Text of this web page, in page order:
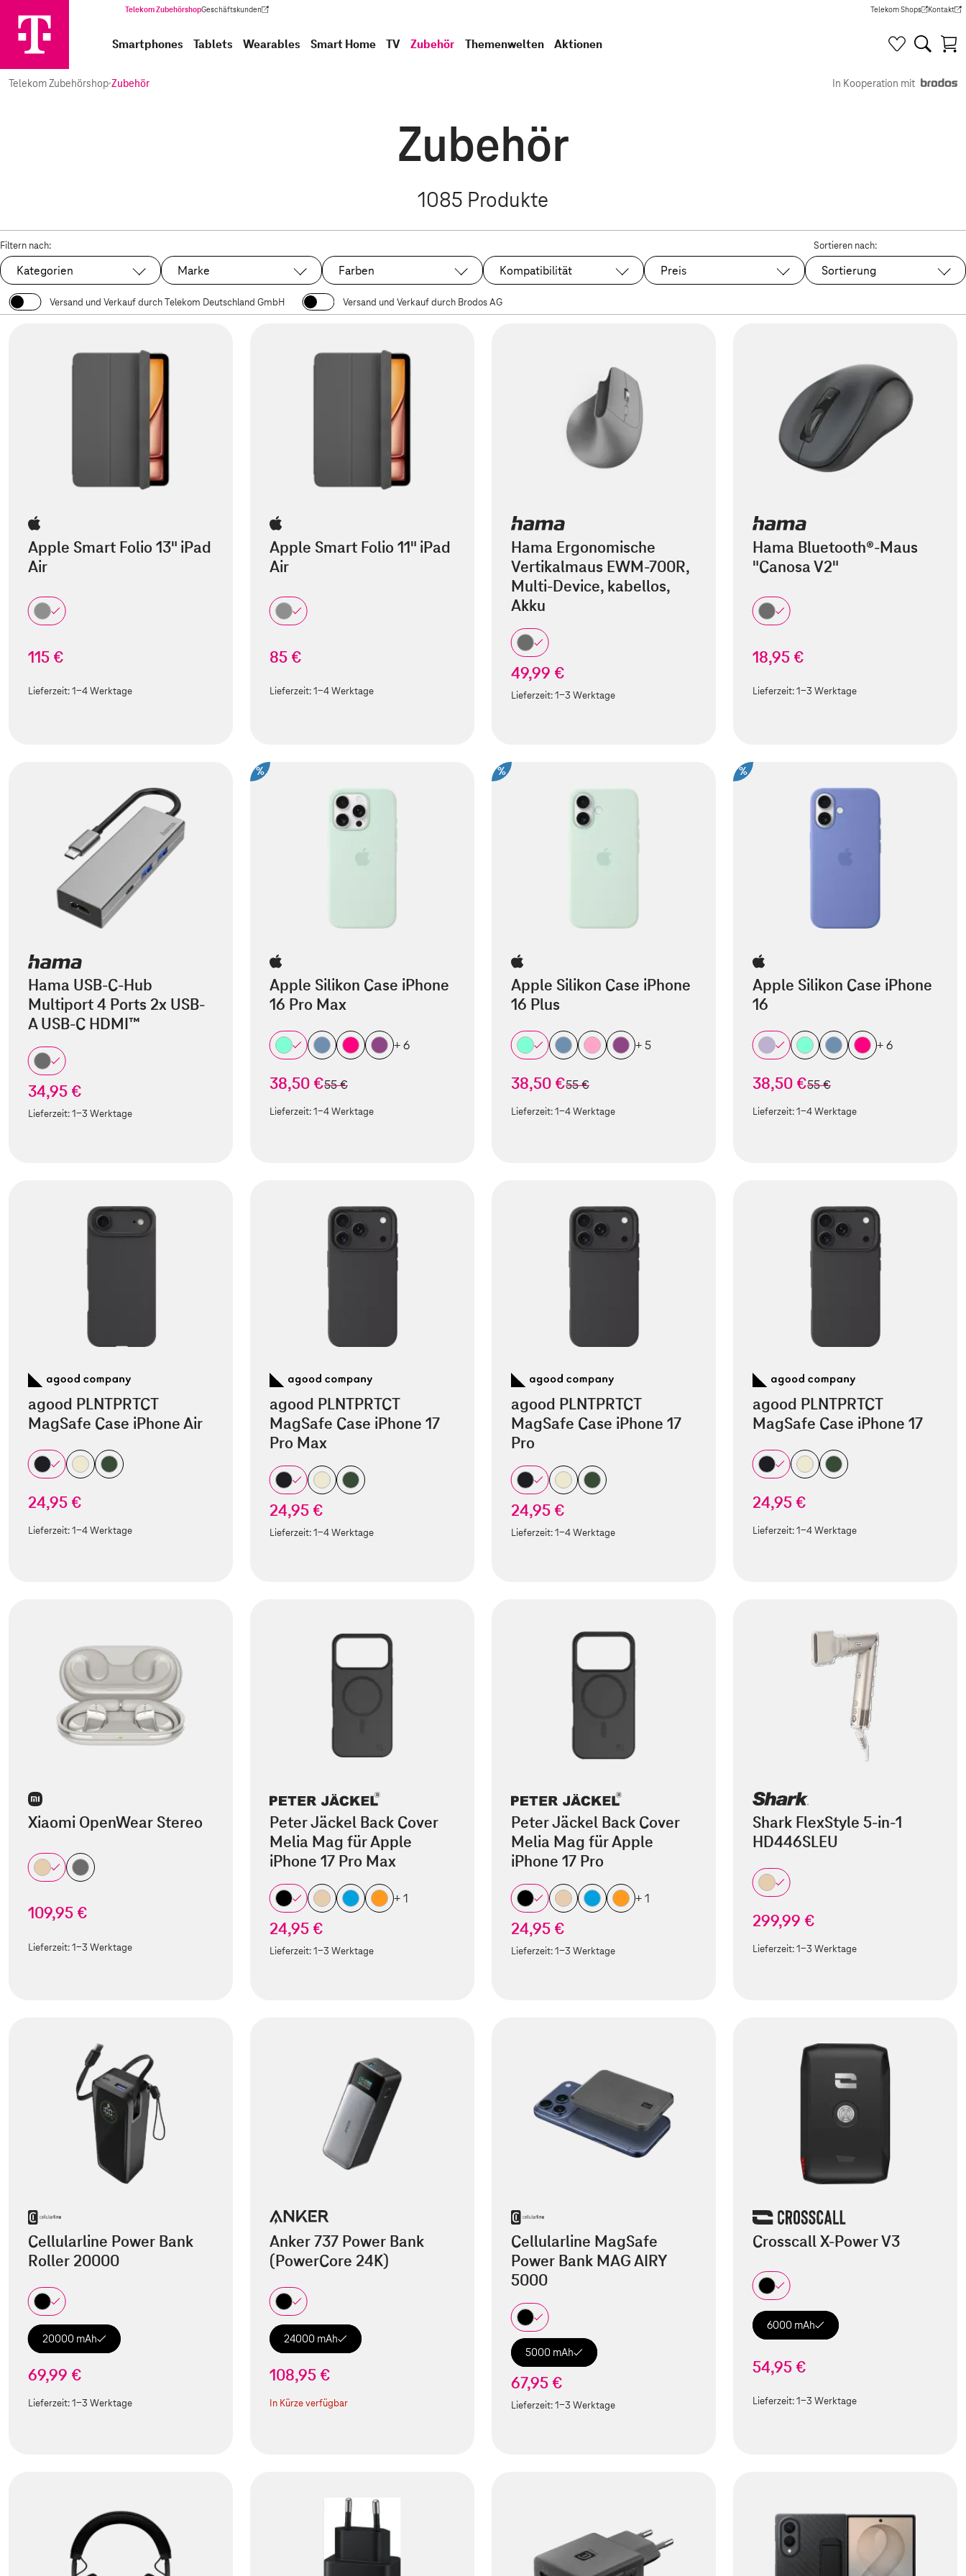
Telekom ZubehörshopGeschäftskunden
(Wird in einem neuen Tab geöffnet) Telekom Shops
(Wird in einem neuen Tab
Kontakt
(Wird in
Smartphones Tablets Wearables Smart Home TV Zubehör Themenwelten Aktionen
Telekom Zubehörshop·Zubehör In Kooperation mit
Zubehör
1085 Produkte
Filtern nach:
Kategorien Marke Farben Kompatibilität Preis
Sortieren nach:
Sortierung
Versand und Verkauf durch Telekom Deutschland GmbH Versand und Verkauf durch Brodos AG
Apple Smart Folio 13" iPad
Air
115 €
Lieferzeit:1-4 Werktage
Apple Smart Folio 11" iPad
Air
85 €
Lieferzeit:1-4 Werktage
Hama Ergonomische
Vertikalmaus EWM-700R,
Multi-Device, kabellos,
Akku
49,99 €
Lieferzeit:1-3 Werktage
Hama Bluetooth®-Maus
"Canosa V2"
18,95 €
Lieferzeit:1-3 Werktage
Hama USB-C-Hub
Multiport 4 Ports 2x USB-
A USB-C HDMI™
34,95 €
Lieferzeit:1-3 Werktage
%
Apple Silikon Case iPhone
16 Pro Max
+ 6
38,50 €statt
55 €
Lieferzeit:1-4 Werktage
%
Apple Silikon Case iPhone
16 Plus
+ 5
38,50 €statt
55 €
Lieferzeit:1-4 Werktage
%
Apple Silikon Case iPhone
16
+ 6
38,50 €statt
55 €
Lieferzeit:1-4 Werktage
agood PLNTPRTCT
MagSafe Case iPhone Air
24,95 €
Lieferzeit:1-4 Werktage
agood PLNTPRTCT
MagSafe Case iPhone 17
Pro Max
24,95 €
Lieferzeit:1-4 Werktage
agood PLNTPRTCT
MagSafe Case iPhone 17
Pro
24,95 €
Lieferzeit:1-4 Werktage
agood PLNTPRTCT
MagSafe Case iPhone 17
24,95 €
Lieferzeit:1-4 Werktage
Xiaomi OpenWear Stereo
109,95 €
Lieferzeit:1-3 Werktage
Peter Jäckel Back Cover
Melia Mag für Apple
iPhone 17 Pro Max
+ 1
24,95 €
Lieferzeit:1-3 Werktage
Peter Jäckel Back Cover
Melia Mag für Apple
iPhone 17 Pro
+ 1
24,95 €
Lieferzeit:1-3 Werktage
Shark FlexStyle 5-in-1
HD446SLEU
299,99 €
Lieferzeit:1-3 Werktage
Cellularline Power Bank
Roller 20000
20000 mAh
69,99 €
Lieferzeit:1-3 Werktage
Anker 737 Power Bank
(PowerCore 24K)
24000 mAh
108,95 €
In Kürze verfügbar
Cellularline MagSafe
Power Bank MAG AIRY
5000
5000 mAh
67,95 €
Lieferzeit:1-3 Werktage
Crosscall X-Power V3
6000 mAh
54,95 €
Lieferzeit:1-3 Werktage